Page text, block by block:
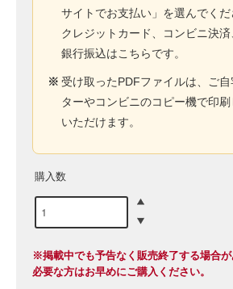
サイトでお支払い」を選んでくだ
クレジットカード、コンビニ決済
銀行振込はこちらです。
※ 受け取ったPDFファイルは、ご
ターやコンビニのコピー機で印刷
いただけます。
購入数
※掲載中でも予告なく販売終了する場合が
必要な方はお早めにご購入ください。